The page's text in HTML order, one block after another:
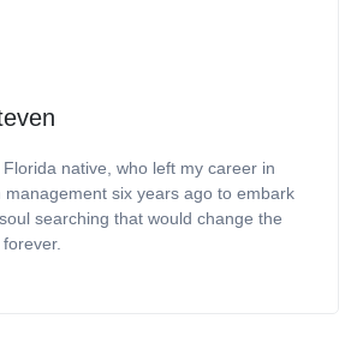
Florida native, who left my career in
management six years ago to embark
searching that would change the